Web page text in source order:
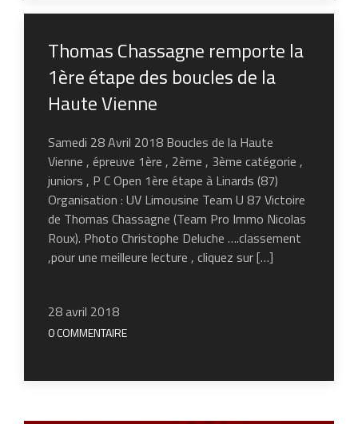
Thomas Chassagne remporte la
1ère étape des boucles de la
Haute Vienne
Samedi 28 Avril 2018 Boucles de la Haute
Vienne , épreuve 1ère , 2ème , 3ème catégorie ,
juniors , P C Open 1ère étape à Linards (87)
Organisation : UV Limousine Team U 87 Victoire
de Thomas Chassagne (Team Pro Immo Nicolas
Roux). Photo Christophe Deluche ….classement
,pour une meilleure lecture , cliquez sur […]
28 avril 2018
0 COMMENTAIRE